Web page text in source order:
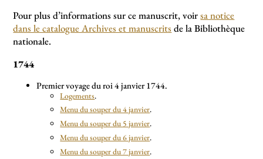
Pour plus d’informations sur ce manuscrit, voirsa notice
dans le catalogue Archives et manuscrits de la Bibliothèque
nationale.
1744
Premier voyage du roi 4 janvier 1744.
Logements.
Menu du souper du 4 janvier.
Menu du souper du 5 janvier.
Menu du souper du 6 janvier.
Menu du souper du 7 janvier.